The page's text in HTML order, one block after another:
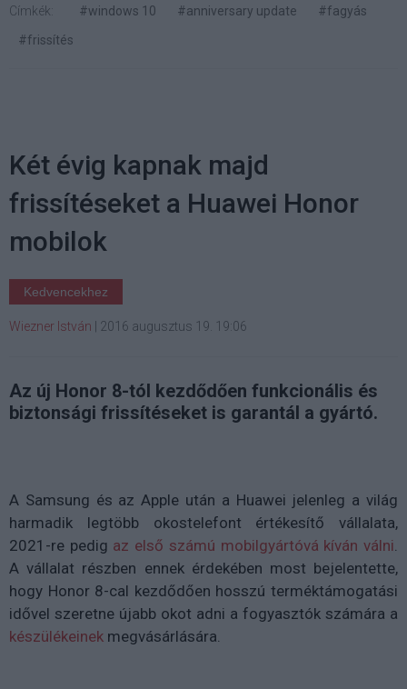
Címkék: #windows 10 #anniversary update
#fagyás
#frissítés
Két évig kapnak majd
frissítéseket a Huawei Honor
mobilok
Kedvencekhez
Wiezner István | 2016 augusztus 19. 19:06
Az új Honor 8-tól kezdődően funkcionális és
biztonsági frissítéseket is garantál a gyártó.
A Samsung és az Apple után a Huawei jelenleg a világ
harmadik legtöbb okostelefont értékesítő vállalata,
2021-re pedig az első számú mobilgyártóvá kíván válni
A vállalat részben ennek érdekében most bejelentette,
hogy Honor 8-cal kezdődően hosszú terméktámogatási
idővel szeretne újabb okot adni a fogyasztók számára a
készülékeinek megvásárlására.